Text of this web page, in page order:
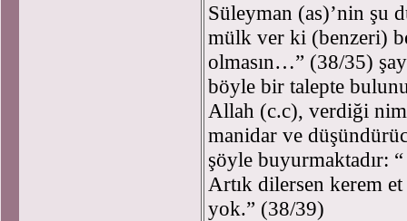
Süleyman (as)’nin şu
mülk ver ki (benzeri)
olmasın…” (38/35)
böyle bir talepte
Allah (c.c), verdiği
manidar ve
şöyle buyurmaktadır:
Artık dilersen kerem
yok.” (38/39)